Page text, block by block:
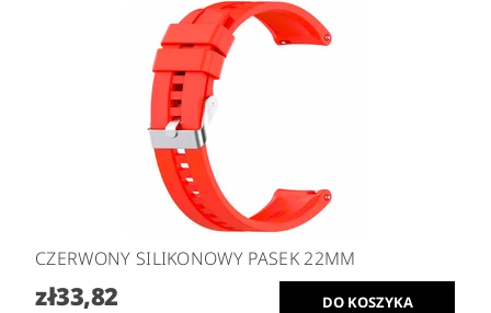
CZERWONY SILIKONOWY PASEK 22MM
zł33,82